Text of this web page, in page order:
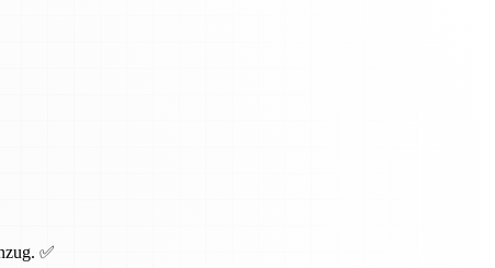
✅